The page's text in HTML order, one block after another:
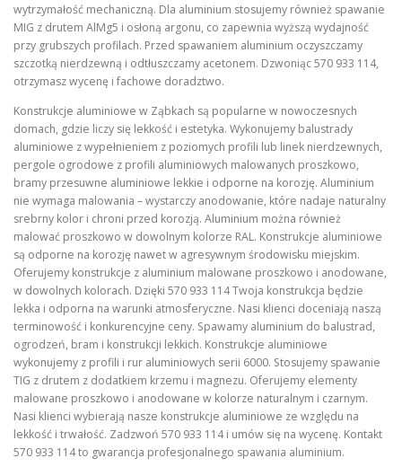
wytrzymałość mechaniczną. Dla aluminium stosujemy również spawanie
MIG z drutem AlMg5 i osłoną argonu, co zapewnia wyższą wydajność
przy grubszych profilach. Przed spawaniem aluminium oczyszczamy
szczotką nierdzewną i odtłuszczamy acetonem. Dzwoniąc 570 933 114,
otrzymasz wycenę i fachowe doradztwo.
Konstrukcje aluminiowe w Ząbkach są popularne w nowoczesnych
domach, gdzie liczy się lekkość i estetyka. Wykonujemy balustrady
aluminiowe z wypełnieniem z poziomych profili lub linek nierdzewnych,
pergole ogrodowe z profili aluminiowych malowanych proszkowo,
bramy przesuwne aluminiowe lekkie i odporne na korozję. Aluminium
nie wymaga malowania – wystarczy anodowanie, które nadaje naturalny
srebrny kolor i chroni przed korozją. Aluminium można również
malować proszkowo w dowolnym kolorze RAL. Konstrukcje aluminiowe
są odporne na korozję nawet w agresywnym środowisku miejskim.
Oferujemy konstrukcje z aluminium malowane proszkowo i anodowane,
w dowolnych kolorach. Dzięki 570 933 114 Twoja konstrukcja będzie
lekka i odporna na warunki atmosferyczne. Nasi klienci doceniają naszą
terminowość i konkurencyjne ceny. Spawamy aluminium do balustrad,
ogrodzeń, bram i konstrukcji lekkich. Konstrukcje aluminiowe
wykonujemy z profili i rur aluminiowych serii 6000. Stosujemy spawanie
TIG z drutem z dodatkiem krzemu i magnezu. Oferujemy elementy
malowane proszkowo i anodowane w kolorze naturalnym i czarnym.
Nasi klienci wybierają nasze konstrukcje aluminiowe ze względu na
lekkość i trwałość. Zadzwoń 570 933 114 i umów się na wycenę. Kontakt
570 933 114 to gwarancja profesjonalnego spawania aluminium.